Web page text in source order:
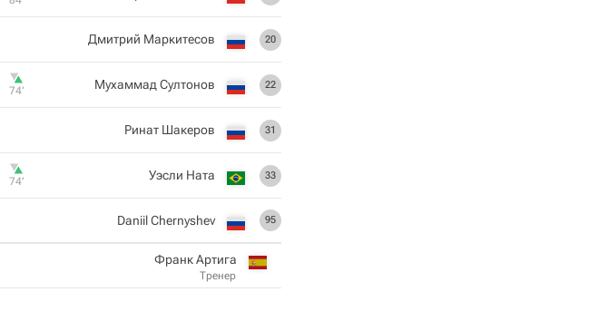
20
Дмитрий Маркитесов
22
Мухаммад Султонов
74‎’‎
31
Ринат Шакеров
33
Уэсли Ната
74‎’‎
95
Daniil Chernyshev
Франк Артига
Тренер